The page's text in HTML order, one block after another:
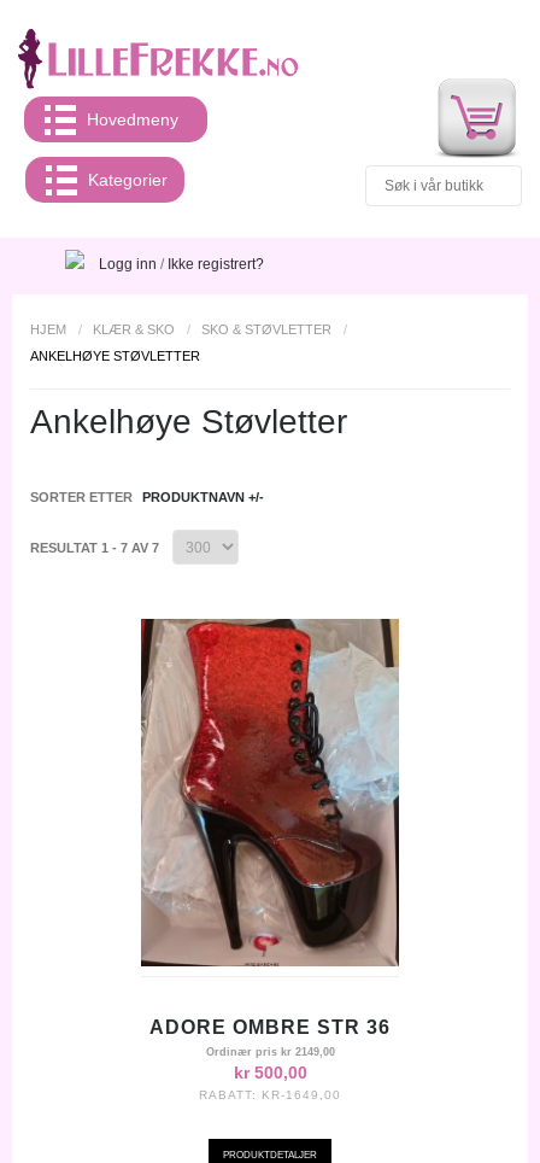
Hovedmeny
Kategorier
Logg inn / Ikke registrert?
HJEM / KLÆR & SKO / SKO & STØVLETTER
/
ANKELHØYE STØVLETTER
Ankelhøye Støvletter
SORTER ETTER PRODUKTNAVN +/-
RESULTAT 1 - 7 AV 7
ADORE OMBRE STR 36
Ordinær pris kr 2149,00
kr 500,00
RABATT: KR-1649,00
PRODUKTDETALJER